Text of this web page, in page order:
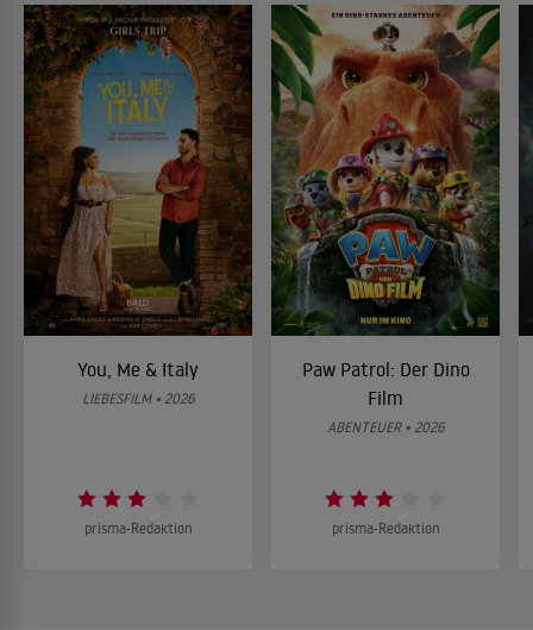
You, Me & Italy
LIEBESFILM • 2026
prisma-Redaktion
Paw Patrol: Der Dino
Film
ABENTEUER • 2026
prisma-Redaktion